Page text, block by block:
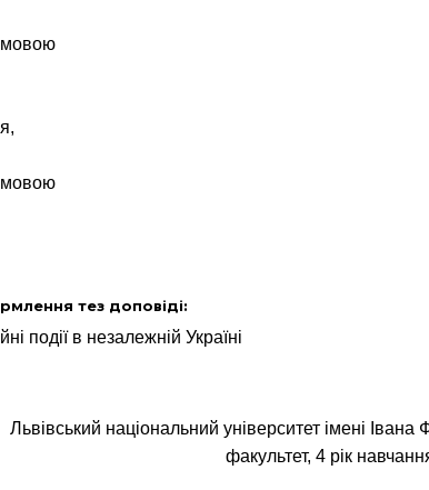
мовою
мовою
тез доповіді:
події в незалежній Україні
Львівський національний університет імені
факультет, 4 рік